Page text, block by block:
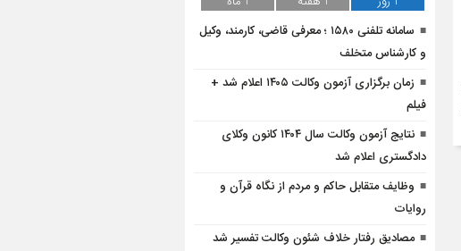
سامانه تلفنی ۱۵۸۰ ؛ معرفی قاضی، کارمند، وکیل
و کارشناس متخلف
زمان برگزاری آزمون وکالت ۱۴۰۵ اعلام شد +
فیلم
نتایج آزمون وکالت سال ۱۴۰۴ کانون وکلای
دادگستری اعلام شد
وظایف متقابل حاکم و مردم از نگاه قرآن و
روایات
مصادیق رفتار خلاف شئون وکالت تفسیر شد